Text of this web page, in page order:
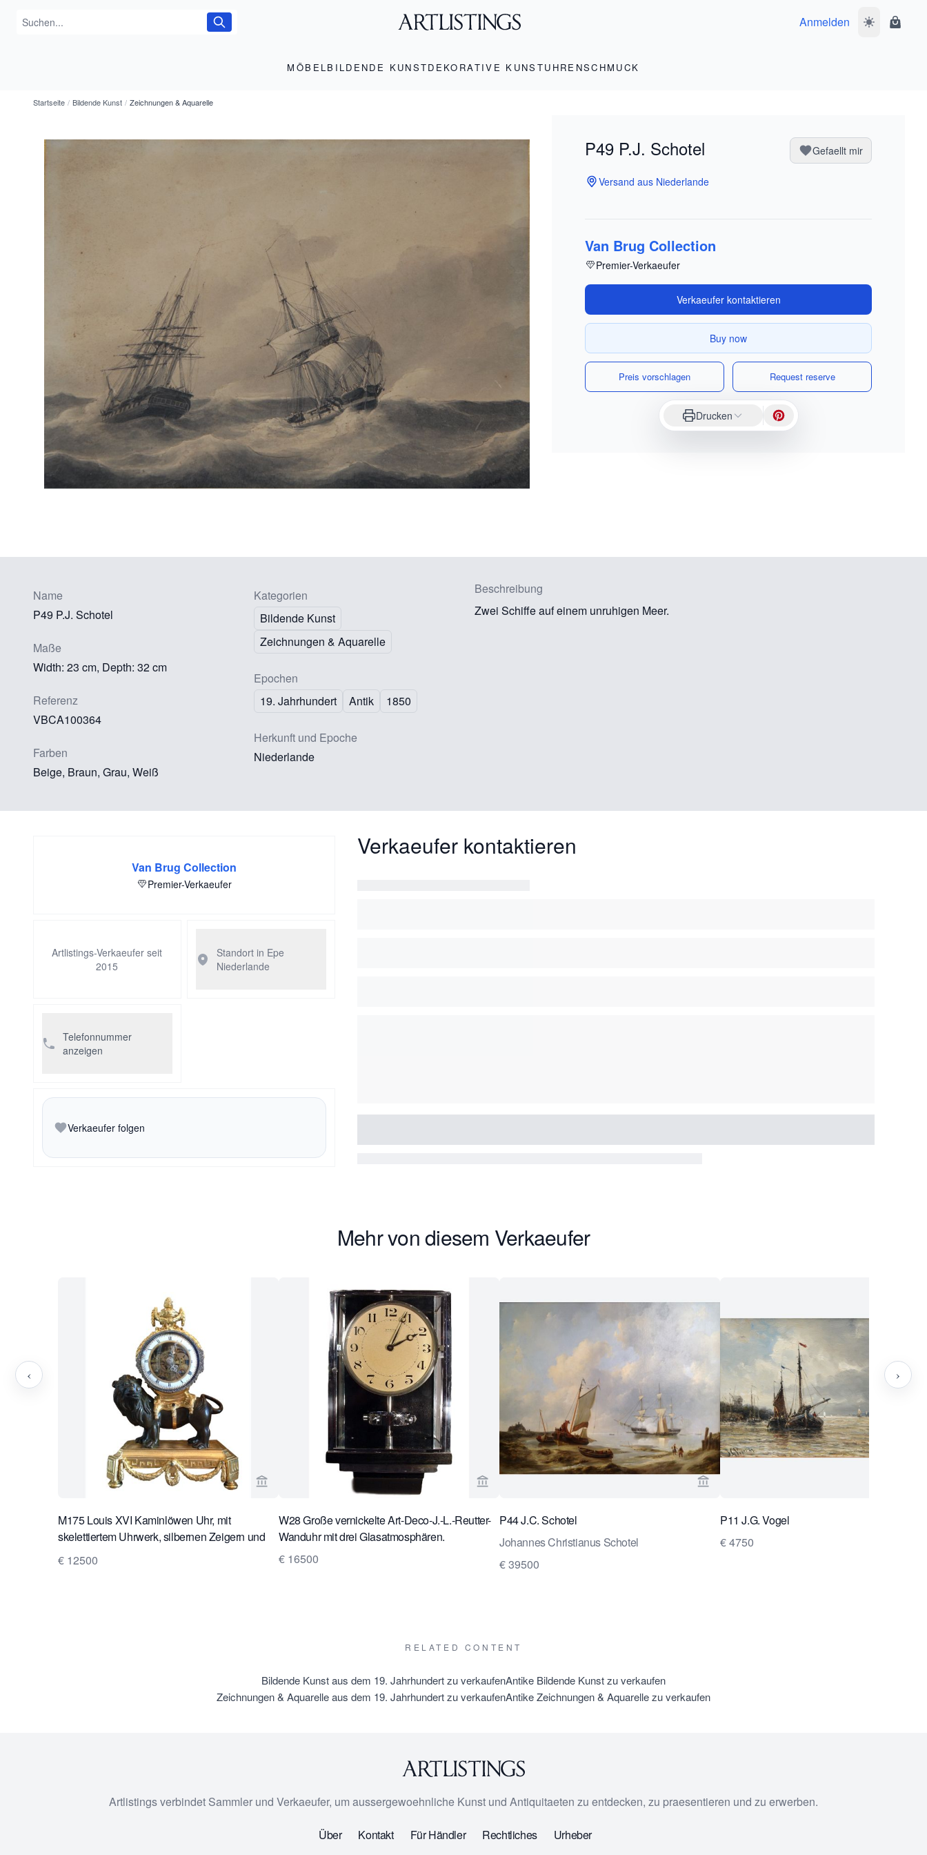
Anmelden
MÖBELBILDENDE KUNSTDEKORATIVE KUNSTUHRENSCHMUCK
Startseite / Bildende Kunst / Zeichnungen & Aquarelle
P49 P.J. Schotel Gefaellt mir
Versand aus Niederlande
Van Brug Collection
Premier-Verkaeufer
Verkaeufer kontaktieren
Buy now
Preis vorschlagen Request reserve
Drucken
Name
P49 P.J. Schotel
Maße
Width: 23 cm, Depth: 32 cm
Referenz
VBCA100364
Farben
Beige, Braun, Grau, Weiß
Kategorien
Bildende Kunst
Zeichnungen & Aquarelle
Epochen
19. Jahrhundert
Antik 1850
Herkunft und Epoche
Niederlande
Beschreibung
Zwei Schiffe auf einem unruhigen Meer.
Van Brug Collection
Premier-Verkaeufer
Artlistings-Verkaeufer seit
2015
Standort in Epe
Niederlande
Telefonnummer
anzeigen
Verkaeufer folgen
Verkaeufer kontaktieren
Mehr von diesem Verkaeufer
Verkaeuferseite von Van Brug Collection ansehen
M175 Louis XVI Kaminlöwen Uhr, mit
skelettiertem Uhrwerk, silbernen Zeigern und
Rahmen auf der Lünette und Schlag auf einer
silbernen Glocke
€ 12500
Verkaeuferseite von Van Brug Collection ansehen
W28 Große vernickelte Art-Deco-J.-L.-Reutter-
Wanduhr mit drei Glasatmosphären.
€ 16500
Verkaeuferseite von Van Brug Collection
P44 J.C. Schotel
Johannes Christianus Schotel
€ 39500
P11 J.G. Vogel
€ 4750
‹ ›
RELATED CONTENT
Bildende Kunst aus dem 19. Jahrhundert zu verkaufenAntike Bildende Kunst zu verkaufen
Zeichnungen & Aquarelle aus dem 19. Jahrhundert zu verkaufenAntike Zeichnungen & Aquarelle zu verkaufen
Artlistings verbindet Sammler und Verkaeufer, um aussergewoehnliche Kunst und Antiquitaeten zu entdecken, zu praesentieren und zu erwerben.
Über Kontakt Für Händler Rechtliches Urheber